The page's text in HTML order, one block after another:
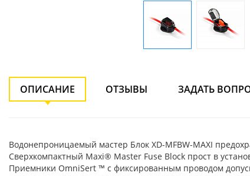
ОПИСАНИЕ ОТЗЫВЫ ЗАДАТЬ
Водонепроницаемый мастер Блок XD-MFBW-MAXI
Сверхкомпактный Maxi® Master Fuse Block прост в
Приемники OmniSert ™ с фиксированным проводом